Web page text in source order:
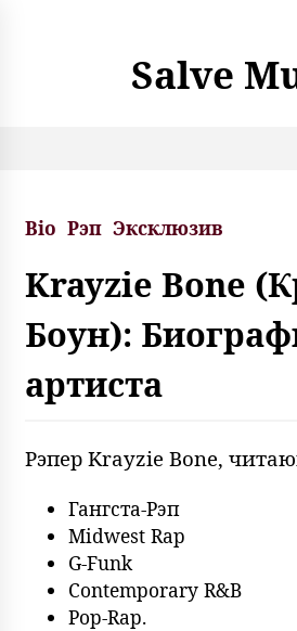
Salve
Bio Рэп Эксклюзив
Krayzie Bone
Боун):
артиста
Рэпер Krayzie Bone,
Гангста-Рэп
Midwest Rap
G-Funk
Contemporary R&B
Pop-Rap.